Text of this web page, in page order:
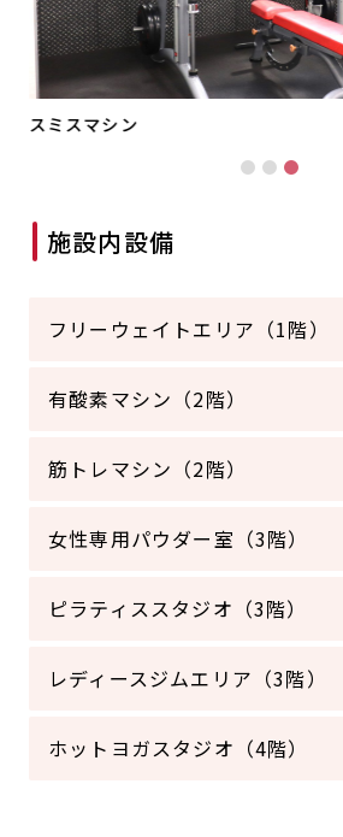
スミスマシン
施設内設備
フリーウェイトエリア（1階）
有酸素マシン（2階）
筋トレマシン（2階）
女性専用パウダー室（3階）
ピラティススタジオ（3階）
レディースジムエリア（3階）
ホットヨガスタジオ（4階）